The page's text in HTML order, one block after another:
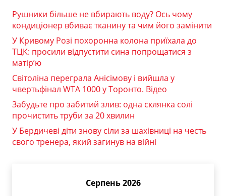
Рушники більше не вбирають воду? Ось чому
кондиціонер вбиває тканину та чим його замінити
У Кривому Розі похоронна колона приїхала до
ТЦК: просили відпустити сина попрощатися з
матір’ю
Світоліна переграла Анісімову і вийшла у
чвертьфінал WTA 1000 у Торонто. Відео
Забудьте про забитий злив: одна склянка солі
прочистить труби за 20 хвилин
У Бердичеві діти знову сіли за шахівниці на честь
свого тренера, який загинув на війні
Серпень 2026